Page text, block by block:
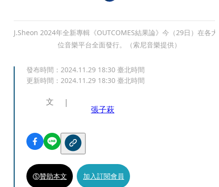
J.Sheon 2024年全新專輯《OUTCOMES結果論》今（29日）在各
位音樂平台全面發行。（索尼音樂提供）
發布時間： 2024.11.29 18:30 臺北時間
更新時間： 2024.11.29 18:30 臺北時間
文
張子萩
贊助本文 加入訂閱會員